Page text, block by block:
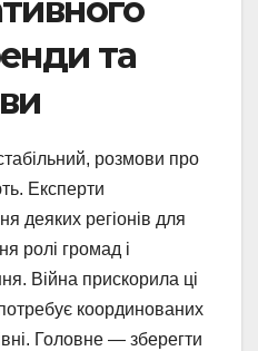
та
розмови про
Експерти
деяких регіонів для
ролі громад і
Війна прискорила ці
координованих
Головне — зберегти